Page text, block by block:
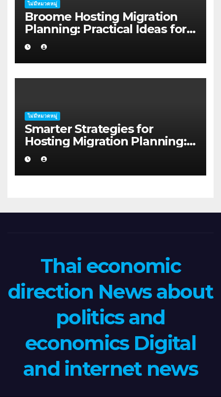
ไม่มีหมวดหมู่
Broome Hosting Migration
Planning: Practical Ideas for
First-home Buyers
ไม่มีหมวดหมู่
Smarter Strategies for
Hosting Migration Planning:
A Guide for Australian
Families in Albany WA
Thai economic
direction News about
politics and
economics Digital
and internet news